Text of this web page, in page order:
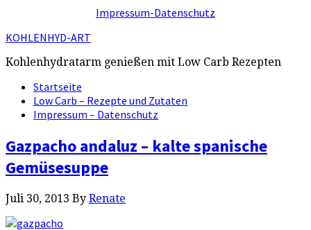
Impressum-Datenschutz
KOHLENHYD-ART
Kohlenhydratarm genießen mit Low Carb Rezepten
Startseite
Low Carb – Rezepte und Zutaten
Impressum – Datenschutz
Gazpacho andaluz – kalte spanische
Gemüsesuppe
Juli 30, 2013 By Renate